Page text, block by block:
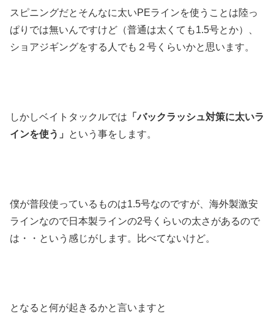
スピニングだとそんなに太いPEラインを使うことは陸っ
ぱりでは無いんですけど（普通は太くても1.5号とか）、
ショアジギングをする人でも２号くらいかと思います。
しかしベイトタックルでは 「バックラッシュ対策に太いラ
インを使う」
という事をします。
僕が普段使っているものは1.5号なのですが、海外製激安
ラインなので日本製ラインの2号くらいの太さがあるので
は・・という感じがします。比べてないけど。
となると何が起きるかと言いますと